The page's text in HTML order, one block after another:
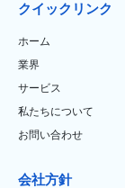
クイックリンク
ホーム
業界
サービス
私たちについて
お問い合わせ
会社方針